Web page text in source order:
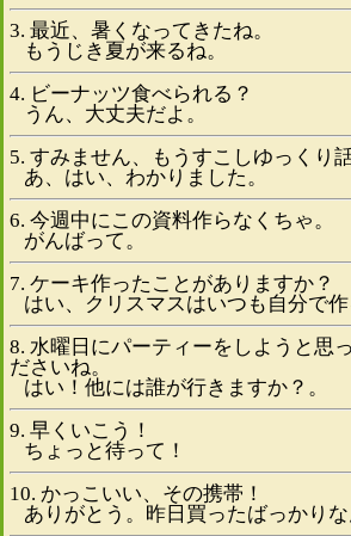
3. 最近、暑くなってきたね。
もうじき夏が来るね。
4. ビーナッツ食べられる？
うん、大丈夫だよ。
5. すみません、もうすこしゆっくり
あ、はい、わかりました。
6. 今週中にこの資料作らなくちゃ。
がんばって。
7. ケーキ作ったことがありますか？
はい、クリスマスはいつも自分で作
8. 水曜日にパーティーをしようと思
ださいね。
はい！他には誰が行きますか？。
9. 早くいこう！
ちょっと待って！
10. かっこいい、その携帯！
ありがとう。昨日買ったばっかりな